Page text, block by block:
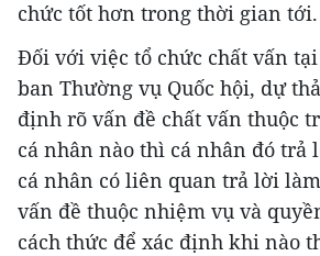
chức tốt hơn trong thời gian tới.
Đối với việc tổ chức chất vấn
ban Thường vụ Quốc hội, dự
định rõ vấn đề chất vấn thuộc
cá nhân nào thì cá nhân đó trả
cá nhân có liên quan trả lời
vấn đề thuộc nhiệm vụ và
cách thức để xác định khi nào